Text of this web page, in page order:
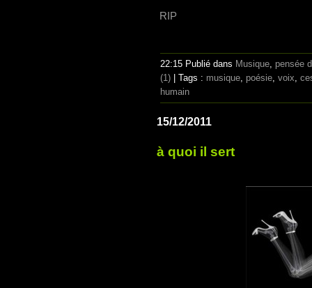
RIP
22:15 Publié dans Musique, pensée
(1) | Tags : musique, poésie, voix,
humain
15/12/2011
à quoi il sert